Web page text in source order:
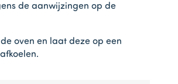
de aanwijzingen op de
oven en laat deze op een